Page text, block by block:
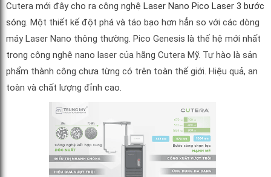
Cutera mới đây cho ra công nghệ Laser Nano Pico Laser 3 bước
sóng. Một thiết kế đột phá và táo bạo hơn hẳn so với các dòng
máy Laser Nano thông thường. Pico Genesis là thế hệ mới nhất
trong công nghệ nano laser của hãng Cutera Mỹ. Tự hào là sản
phẩm thành công chưa từng có trên toàn thế giới. Hiệu quả, an
toàn và chất lượng đỉnh cao.